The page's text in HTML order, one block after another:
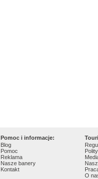
Pomoc i informacje:
Blog
Pomoc
Reklama
Nasze banery
Kontakt
O